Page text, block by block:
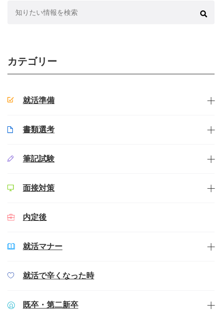
カテゴリー
就活準備
書類選考
筆記試験
面接対策
内定後
就活マナー
就活で辛くなった時
既卒・第二新卒